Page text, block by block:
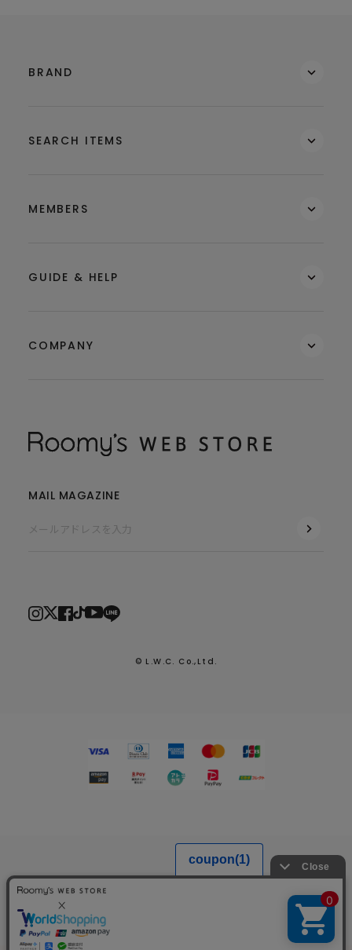
2026.7.29
熊本県熊本地方を震源とする地震による配送への影響につい
て
BRAND
SEARCH ITEMS
MEMBERS
GUIDE & HELP
COMPANY
MAIL MAGAZINE
© L.W.C. Co.,Ltd.